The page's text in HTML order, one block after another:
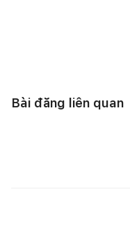
Bài đăng liên quan